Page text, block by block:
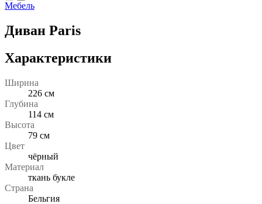
Мебель
Диван Paris
Характеристики
Ширина
226 см
Глубина
114 см
Высота
79 см
Цвет
чёрный
Материал
ткань букле
Страна
Бельгия